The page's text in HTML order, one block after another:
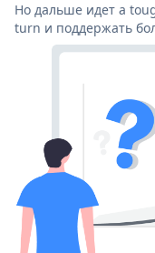
Но дальше идет a
turn и поддержать